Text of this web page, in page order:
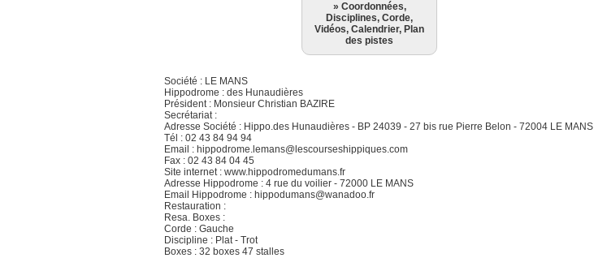
» Coordonnées,
Disciplines, Corde,
Vidéos, Calendrier, Plan
des pistes
Société : LE MANS
Hippodrome : des Hunaudières
Président : Monsieur Christian BAZIRE
Secrétariat :
Adresse Société : Hippo.des Hunaudières - BP 24039 - 27 bis rue Pierre Belon - 72004 LE MANS
Tél : 02 43 84 94 94
Email : hippodrome.lemans@lescourseshippiques.com
Fax : 02 43 84 04 45
Site internet : www.hippodromedumans.fr
Adresse Hippodrome : 4 rue du voilier - 72000 LE MANS
Email Hippodrome : hippodumans@wanadoo.fr
Restauration :
Resa. Boxes :
Corde : Gauche
Discipline : Plat - Trot
Boxes : 32 boxes 47 stalles